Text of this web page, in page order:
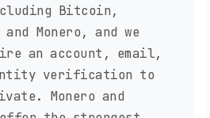
Bitcoin,
Monero, and we
an account, email,
verification to
Monero and